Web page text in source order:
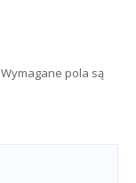
Wymagane pola są